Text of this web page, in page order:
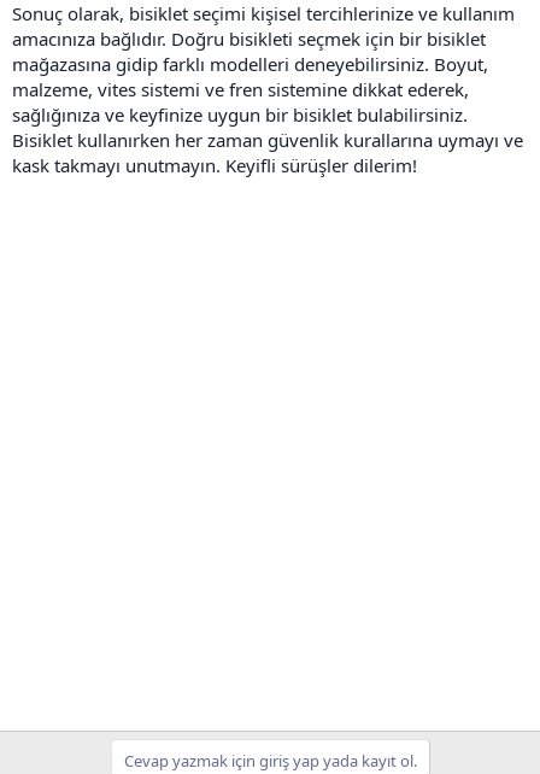
Sonuç olarak, bisiklet seçimi kişisel tercihlerinize ve kullanım
amacınıza bağlıdır. Doğru bisikleti seçmek için bir bisiklet
mağazasına gidip farklı modelleri deneyebilirsiniz. Boyut,
malzeme, vites sistemi ve fren sistemine dikkat ederek,
sağlığınıza ve keyfinize uygun bir bisiklet bulabilirsiniz.
Bisiklet kullanırken her zaman güvenlik kurallarına uymayı ve
kask takmayı unutmayın. Keyifli sürüşler dilerim!
Cevap yazmak için giriş yap yada kayıt ol.